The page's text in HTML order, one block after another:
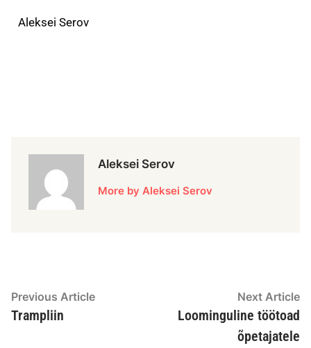
Aleksei Serov
Aleksei Serov
More by Aleksei Serov
Previous Article
Trampliin
Next Article
Loominguline töötoad
õpetajatele